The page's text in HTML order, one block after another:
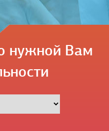
нужной Вам